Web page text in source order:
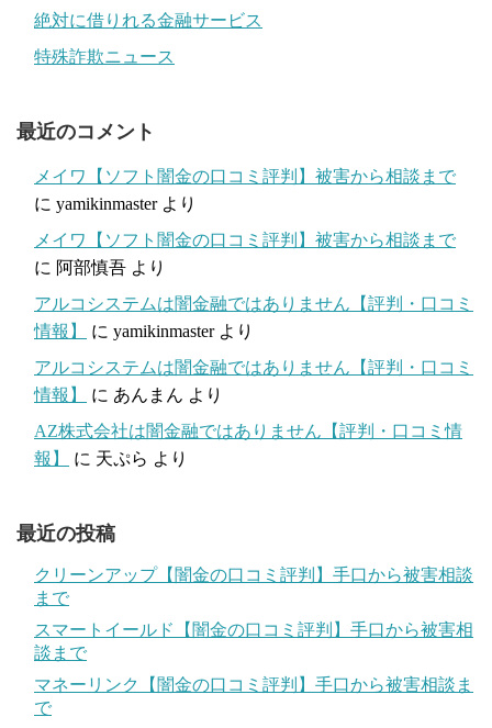
絶対に借りれる金融サービス
特殊詐欺ニュース
最近のコメント
メイワ【ソフト闇金の口コミ評判】被害から相談まで
に yamikinmasterより
メイワ【ソフト闇金の口コミ評判】被害から相談まで
に 阿部慎吾 より
アルコシステムは闇金融ではありません【評判・口コミ
情報】
に yamikinmasterより
アルコシステムは闇金融ではありません【評判・口コミ
情報】
に あんまん より
AZ株式会社は闇金融ではありません【評判・口コミ情
報】
に 天ぷら より
最近の投稿
クリーンアップ【闇金の口コミ評判】手口から被害相談
まで
スマートイールド【闇金の口コミ評判】手口から被害相
談まで
マネーリンク【闇金の口コミ評判】手口から被害相談ま
で